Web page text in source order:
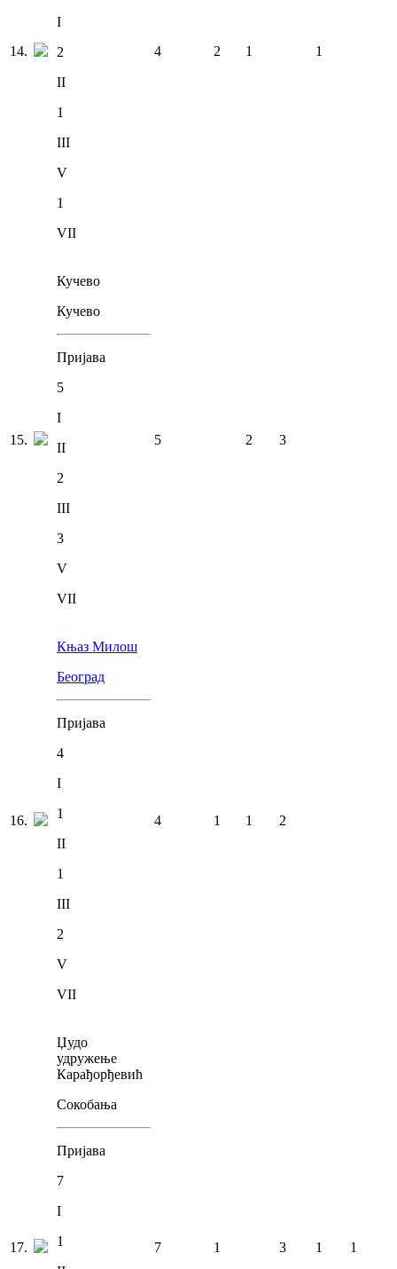
14.
I
2
II
1
III
V
1
VII
4 2 1 1
15.
Кучево
Кучево
Пријава
5
I
II
2
III
3
V
VII
5 2 3
16.
Књаз Милош
Београд
Пријава
4
I
1
II
1
III
2
V
VII
4 1 1 2
17.
Џудо
удружење
Карађорђевић
Сокобања
Пријава
7
I
1
7 1 3 1 1